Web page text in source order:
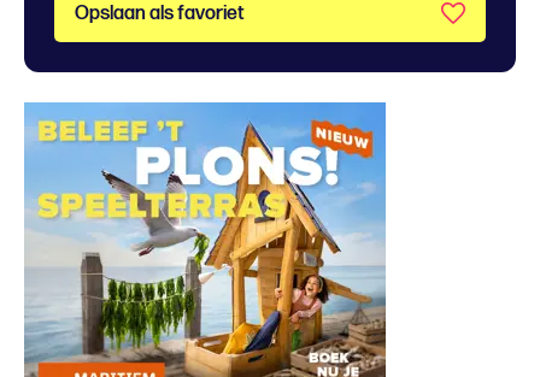
Opslaan als favoriet